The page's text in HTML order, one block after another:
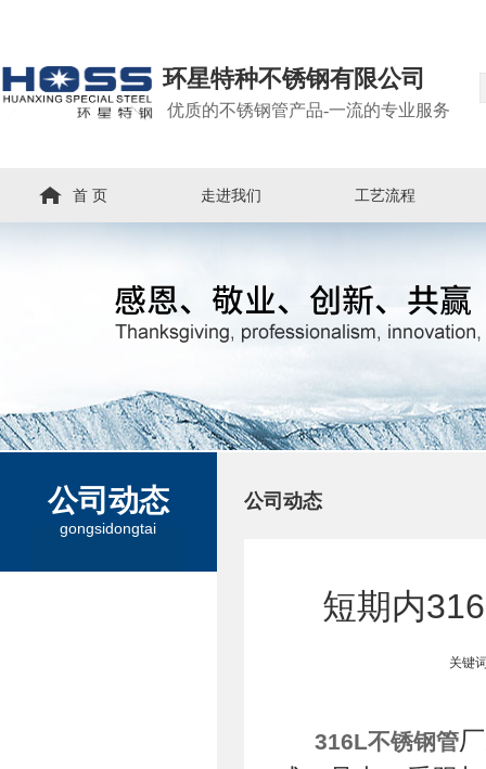
环星特种不锈钢有限公司
优质的不锈钢管产品-一流的专业服务
首 页 走进我们 工艺流程
公司动态
gongsidongtai
公司动态
短期内
关键
316L不锈钢管